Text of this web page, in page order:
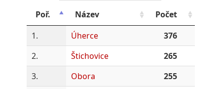
Poř.
Název
Počet
1.
Úherce
376
2.
Štichovice
265
3.
Obora
255